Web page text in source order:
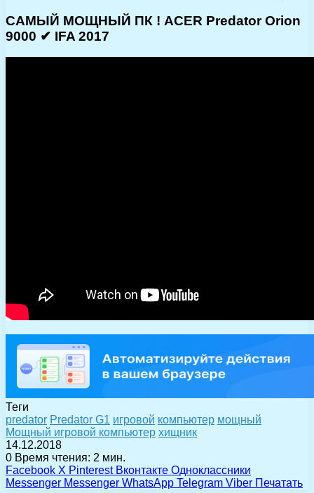
САМЫЙ МОЩНЫЙ ПК ! ACER Predator Orion
9000 ✔ IFA 2017
Теги
predator Predator G1 игровой компьютер мощный
Мощный игровой компьютер хищник
14.12.2018
0 Время чтения: 2 мин.
Facebook X Pinterest Вконтакте Одноклассники
Messenger Messenger WhatsApp Telegram Viber Печатать